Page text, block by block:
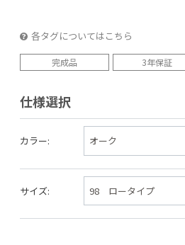
各タグについてはこちら
完成品 3年保証
仕様選択
カラー:
サイズ: